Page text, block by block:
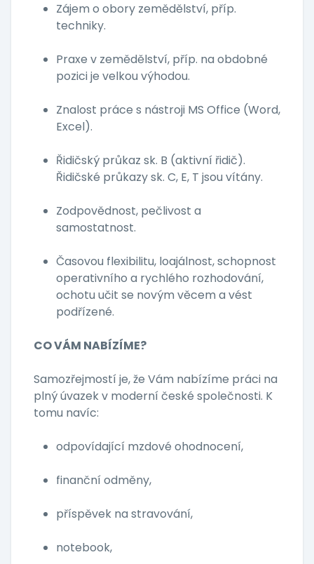
Zájem o obory zemědělství, příp.
techniky.
Praxe v zemědělství, příp. na obdobné
pozici je velkou výhodou.
Znalost práce s nástroji MS Office (Word,
Excel).
Řidičský průkaz sk. B (aktivní řidič).
Řidičské průkazy sk. C, E, T jsou vítány.
Zodpovědnost, pečlivost a
samostatnost.
Časovou flexibilitu, loajálnost, schopnost
operativního a rychlého rozhodování,
ochotu učit se novým věcem a vést
podřízené.
CO VÁM NABÍZÍME?
Samozřejmostí je, že Vám nabízíme práci na
plný úvazek v moderní české společnosti. K
tomu navíc:
odpovídající mzdové ohodnocení,
finanční odměny,
příspěvek na stravování,
notebook,